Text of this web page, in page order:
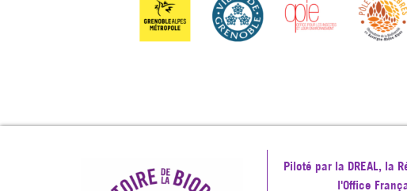
Piloté par la DREAL, la
l'Office